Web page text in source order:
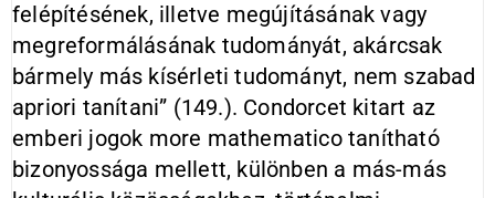
felépítésének, illetve megújításának vagy
megreformálásának tudományát, akárcsak
bármely más kísérleti tudományt, nem szabad
apriori tanítani” (149.). Condorcet kitart az
emberi jogok more mathematico tanítható
bizonyossága mellett, különben a más-más